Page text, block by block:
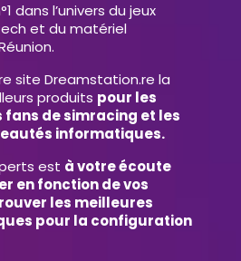
dans l’univers du jeux
et du matériel
site Dreamstation.re la
produits pour les
fans de simracing et les
informatiques.
est à votre écoute
en fonction de vos
les meilleures
pour la configuration